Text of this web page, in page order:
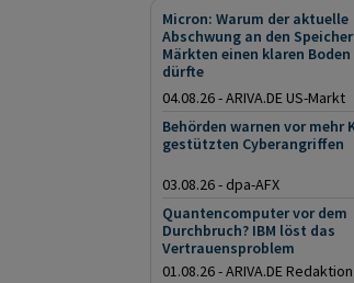
Micron: Warum der aktuelle
Abschwung an den
Märkten einen klaren Boden
dürfte
04.08.26 - ARIVA.DE US-Markt
Behörden warnen vor mehr
gestützten Cyberangriffen
03.08.26 - dpa-AFX
Quantencomputer vor dem
Durchbruch? IBM löst das
Vertrauensproblem
01.08.26 - ARIVA.DE Redaktion